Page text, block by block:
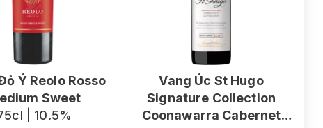
Ý Reolo Rosso
Sweet
| 10.5%
Vang Úc St Hugo
Signature Collection
Coonawarra Cabernet